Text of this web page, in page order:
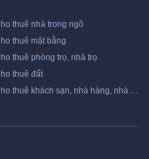
thuê nhà trong ngõ
thuê mặt bằng
thuê phòng trọ, nhà trọ
thuê đất
Cho thuê khách sạn, nhà hàng, nhà nghỉ